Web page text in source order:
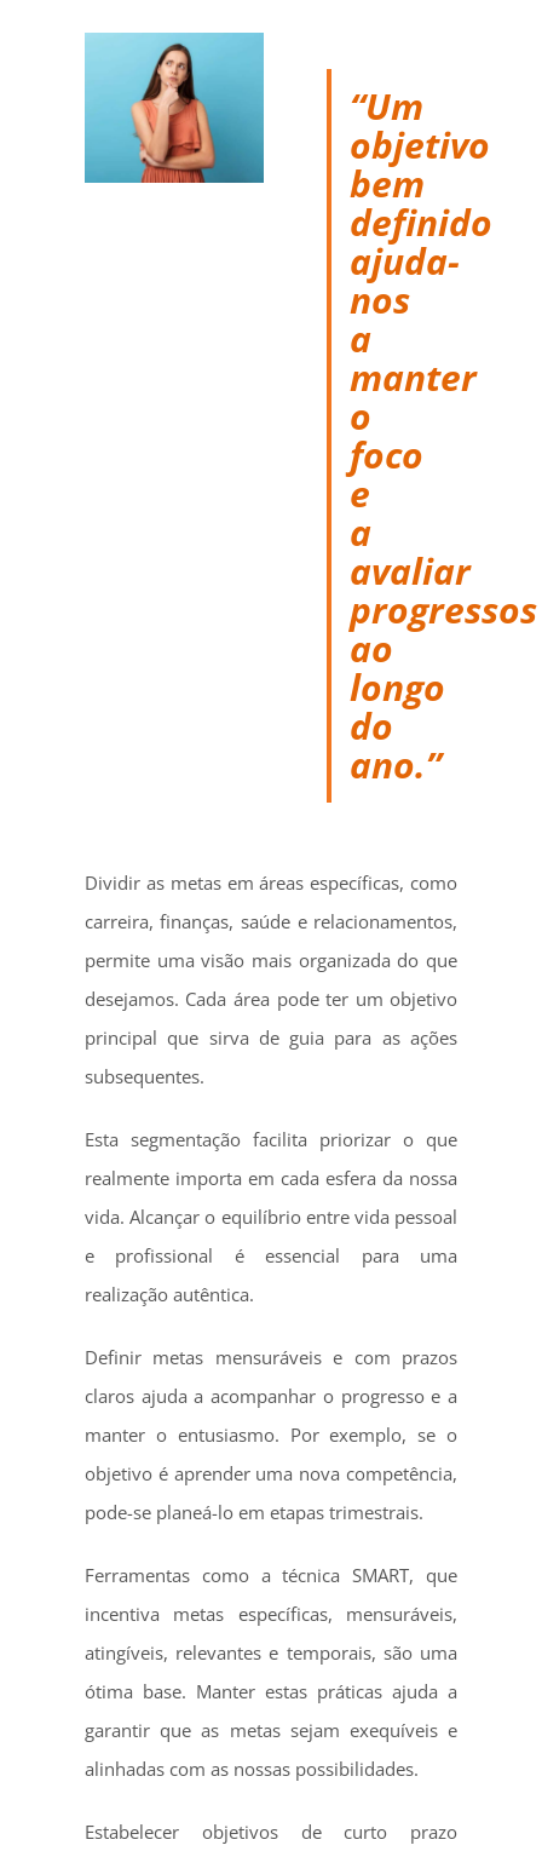
“Um
objetivo
bem
definido
ajuda-
nos
a
manter
o
foco
e
a
avaliar
progressos
ao
longo
do
ano.”
Dividir as metas em áreas específicas, como
carreira, finanças, saúde e relacionamentos,
permite uma visão mais organizada do que
desejamos. Cada área pode ter um objetivo
principal que sirva de guia para as ações
subsequentes.
Esta segmentação facilita priorizar o que
realmente importa em cada esfera da nossa
vida. Alcançar o equilíbrio entre vida pessoal
e profissional é essencial para uma
realização autêntica.
Definir metas mensuráveis e com prazos
claros ajuda a acompanhar o progresso e a
manter o entusiasmo. Por exemplo, se o
objetivo é aprender uma nova competência,
pode-se planeá-lo em etapas trimestrais.
Ferramentas como a técnica SMART, que
incentiva metas específicas, mensuráveis,
atingíveis, relevantes e temporais, são uma
ótima base. Manter estas práticas ajuda a
garantir que as metas sejam exequíveis e
alinhadas com as nossas possibilidades.
Estabelecer objetivos de curto prazo